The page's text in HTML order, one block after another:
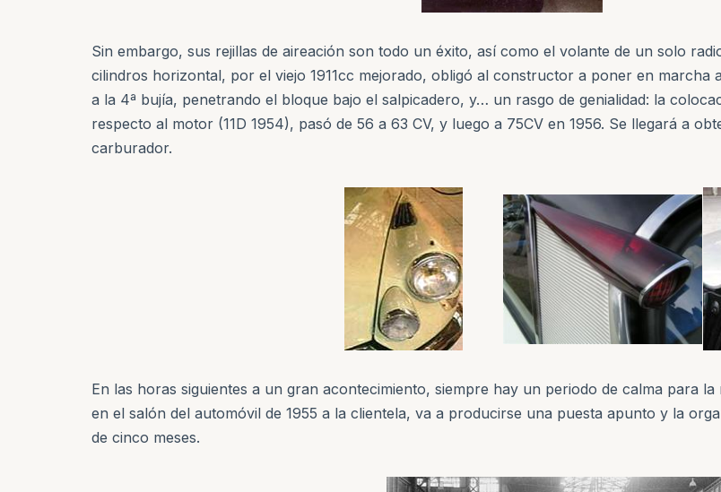
Sin embargo, sus rejillas de aireación son todo un éxito, así como el volante de un solo
cilindros horizontal, por el viejo 1911cc mejorado, obligó al constructor a poner en
a la 4ª bujía, penetrando el bloque bajo el salpicadero, y… un rasgo de genialidad: la
respecto al motor (11D 1954), pasó de 56 a 63 CV, y luego a 75CV en 1956. Se llegará a
carburador.
En las horas siguientes a un gran acontecimiento, siempre hay un periodo de calma para
en el salón del automóvil de 1955 a la clientela, va a producirse una puesta apunto y la
de cinco meses.